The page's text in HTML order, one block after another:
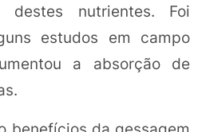
nutrientes. Foi
estudos em campo
a absorção de